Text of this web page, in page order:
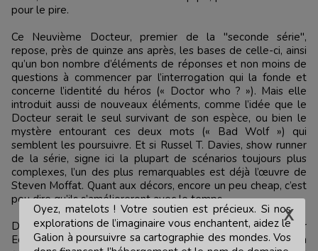
pour le pire.
Ce Neuvième Docteur, premier de la "seconde série",
repose, près de quinze ans après, les bases de celle-ci, ainsi
qu’un bon nombre d’éléments de réponses et non moins de
questions à commencer par l’interrogation qui la fonde et
concerne l’identité du héros (« Doctor who ? »). Mais elle
introduit aussi de nouveaux éléments, comme l’idée que le
Docteur serait le seul survivant de son espèce, ou bien le
mystère entourant ces deux mots (« Bad Wolf ») qui
semblent les poursuivre. Et si Russel T. Davies, show runner
de la série, signe ici la plupart de scénarios toujours plus
complexes, l’un des plus remarquables est déjà l’œuvre de
Steven Moffat. Quant aux décors, encore un peu cheap, c’est
peu dire qu’ils s’amélioreront avec le temps.
Durant les dix épisodes d’une unique saison, Christopher
Eccleston, assisté de la lumineuse Billie Piper qui demeura
Oyez, matelots ! Votre soutien est précieux. Si nos
explorations de l’imaginaire vous enchantent, aidez le
Galion à poursuivre sa cartographie des mondes. Vos